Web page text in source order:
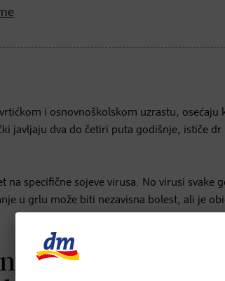
i osnovnoškolskom uzrastu,
javljaju dva do četiri puta godišnje, ističe
na specifične sojeve virusa. No virusi svake
u grlu može biti nezavisna bolest, ali je
sistem da se